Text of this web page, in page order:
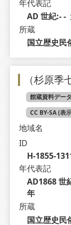
年代表記
AD 世紀:- -
所蔵
国立歴史民
（杉原季
館蔵資料デー
CC BY-SA (表
地域名
ID
H-1855-
年代表記
AD1868 世
年
所蔵
国立歴史民